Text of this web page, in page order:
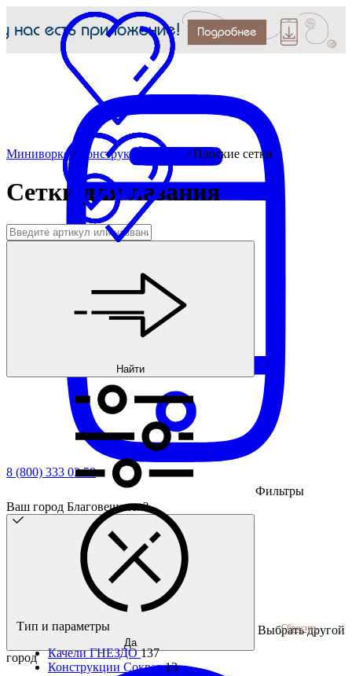
8 (800) 333 03 59
Ваш город Благовещенск?
Да
Выбрать другой
город
Миниворкс / Конструкции МАФ /Плоские сетки
Сетки для лазания
Найти
Фильтры
Тип и параметры Сбросить
Качели ГНЕЗДО137
Конструкции Сократ13